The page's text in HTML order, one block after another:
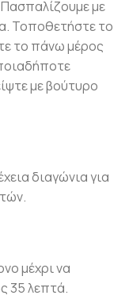
με
Τοποθετήστε το
το πάνω μέρος
με βούτυρο
διαγώνια για
μέχρι να
35 λεπτά.